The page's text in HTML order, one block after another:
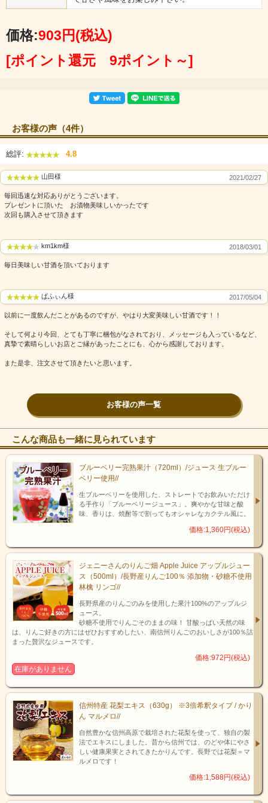
価格:903円(税込)
[ポイント還元 9ポイント～]
お客様の声（4件）
総評: 4.8
山田様 2021/02/27
毎回迅速な対応ありがとうございます。
プレゼントに頂いた お漬物美味しいかったです
次回も購入させて頂きます
km1km様 2018/03/01
毎日美味しい甘酒を頂いております
ぱふぃん様 2017/05/04
以前に一度飲んだことがあるのですが、やはり大変美味しい甘酒です！！
そして何より今回、とても丁寧に梱包がなされており、メッセージも入っているなど、
真摯で素晴らしいお店とご縁があったことにも、心から感謝しております。
また是非、注文させて頂きたいと思います。
お客様の声一覧
こんな商品も一緒に見られています
ブルーベリー完熟果汁（720ml）/ジュース 生ブルー
ベリー使用//
生ブルーベリーを使用した、ストレートでお飲みいただけ
る手作り「ブルーベリージュース」。爽やかな甘味と酸
味、香りは、焼酎等で割ってもオシャレなカクテル風に。
価格:1,360円(税込)
ジェニーさんのりんご畑 Apple Juice アップルジュー
ス（500ml）/長野産りんご100％ 添加物・砂糖不使用
林檎 リンゴ//
長野県産のりんごのみを使用した果汁100%のアップルジ
ュース。
砂糖不使用でりんごそのままの味！ 甘酸っぱい天然の味
は、りんご好きの方にはぜひおすすめしたい、南信州りんごのおいしさが100％詰
まった贅沢なジュースです。
価格:972円(税込)
在庫がありません
信州特産 花梨エキス（630g） ※3倍希釈タイプ / かり
ん マルメロ//
自然豊かな信州高原で栽培された花梨を使って、独自の製
法でエキスにしました。昔から信州では、のどや体にやさ
しい健康果実とされてきたかりんです。長野では花梨＝マ
ルメロです！
価格:1,588円(税込)